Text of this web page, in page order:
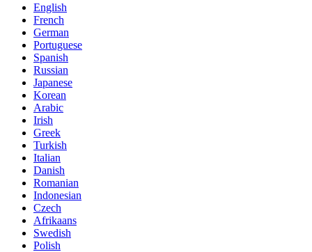
English
French
German
Portuguese
Spanish
Russian
Japanese
Korean
Arabic
Irish
Greek
Turkish
Italian
Danish
Romanian
Indonesian
Czech
Afrikaans
Swedish
Polish